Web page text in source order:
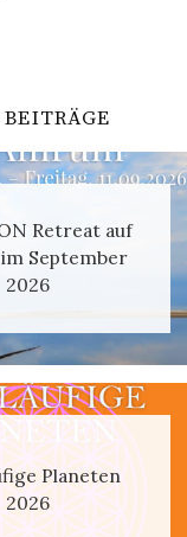
Retreat auf
September
2026
Planeten
2026